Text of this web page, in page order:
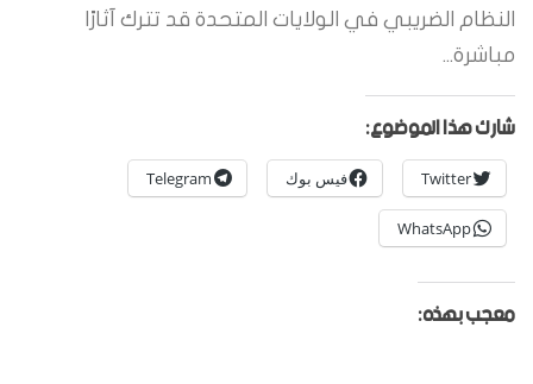
النظام الضريبي في الولايات المتحدة قد تترك آثارًا
مباشرة...
شارك هذا الموضوع:
Twitter فيس بوك Telegram
WhatsApp
معجب بهذه: